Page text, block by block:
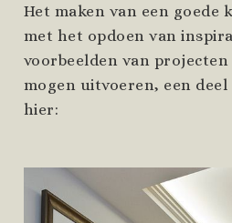
Het maken van een goede
met het opdoen van
voorbeelden van projecten
mogen uitvoeren, een
hier: